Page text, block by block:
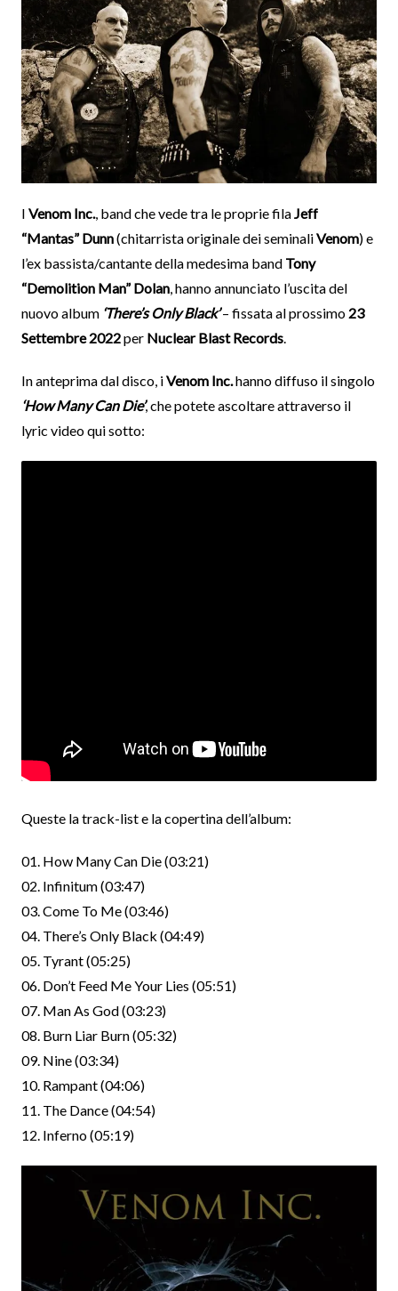
I Venom Inc., band che vede tra le proprie fila Jeff
“Mantas” Dunn(chitarrista originale dei seminaliVenom) e
l’ex bassista/cantante della medesima band Tony
“Demolition Man” Dolan, hanno annunciato l’uscita del
nuovo album‘There’s Only Black’– fissata al prossimo 23
Settembre 2022per Nuclear Blast Records.
In anteprima dal disco, iVenom Inc.hanno diffuso il singolo
‘How Many Can Die’, che potete ascoltare attraverso il
lyric video qui sotto:
Queste la track-list e la copertina dell’album:
01. How Many Can Die (03:21)
02. Infinitum (03:47)
03. Come To Me (03:46)
04. There’s Only Black (04:49)
05. Tyrant (05:25)
06. Don’t Feed Me Your Lies (05:51)
07. Man As God (03:23)
08. Burn Liar Burn (05:32)
09. Nine (03:34)
10. Rampant (04:06)
11. The Dance (04:54)
12. Inferno (05:19)